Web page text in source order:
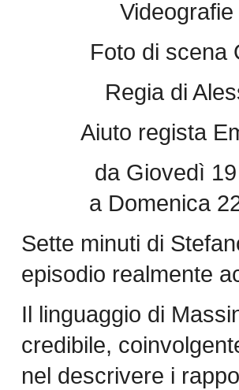
Foto di scena
Regia di
Aiuto regista
da Giovedì
a Domenica
Sette minuti di
episodio realmente
Il linguaggio di
credibile,
nel descrivere i